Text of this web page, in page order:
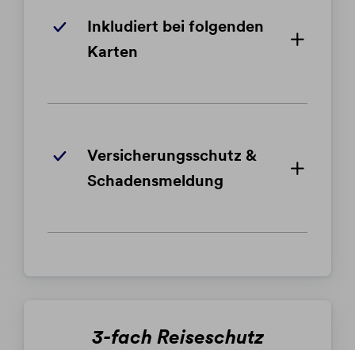
Inkludiert bei folgenden
Karten
Versicherungsschutz &
Schadensmeldung
3-fach Reiseschutz